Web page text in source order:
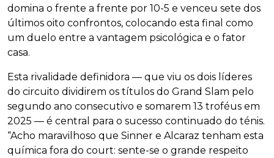
domina o frente a frente por 10-5 e venceu sete dos
últimos oito confrontos, colocando esta final como
um duelo entre a vantagem psicológica e o fator
casa.
Esta rivalidade definidora — que viu os dois líderes
do circuito dividirem os títulos do Grand Slam pelo
segundo ano consecutivo e somarem 13 troféus em
2025 — é central para o sucesso continuado do ténis.
“Acho maravilhoso que Sinner e Alcaraz tenham esta
química fora do court: sente-se o grande respeito